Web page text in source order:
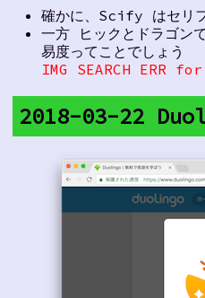
確かに、Scify はセリ
一方 ヒックとドラゴン
易度ってことでしょう
IMG SEARCH
2018-03-22